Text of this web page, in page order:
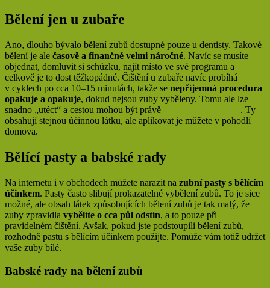
Bělení jen u zubaře
Ano, dlouho bývalo bělení zubů dostupné pouze u dentisty. Takové
bělení je ale časově a finančně velmi náročné. Navíc se musíte
objednat, domluvit si schůzku, najít místo ve své programu a
celkově je to dost těžkopádné. Čištění u zubaře navíc probíhá
v cyklech po cca 10–15 minutách, takže se nepříjemná procedura
opakuje a opakuje, dokud nejsou zuby vyběleny. Tomu ale lze
snadno „utéct“ a cestou mohou být právě
. Ty
obsahují stejnou účinnou látku, ale aplikovat je můžete v pohodlí
domova.
Bělící pasty a babské rady
Na internetu i v obchodech můžete narazit na zubní pasty s bělícím
účinkem. Pasty často slibují prokazatelné vybělení zubů. To je sice
možné, ale obsah látek způsobujících bělení zubů je tak malý, že
zuby zpravidla vybělíte o cca půl odstín, a to pouze při
pravidelném čištění. Avšak, pokud jste podstoupili bělení zubů,
rozhodně pastu s bělícím účinkem použijte. Pomůže vám totiž udržet
vaše zuby bílé.
Babské rady na bělení zubů